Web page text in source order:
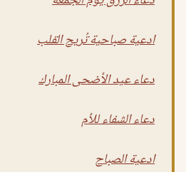
ادعية صباحية تُريح القلب
دعاء عيد الأضحى المبارك
دعاء الشفاء للأم
ادعية الصباح